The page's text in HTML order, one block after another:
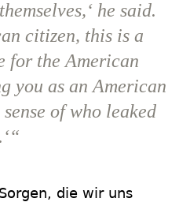
he said.
citizen, this is a
for the American
you as an American
of who leaked
die wir uns